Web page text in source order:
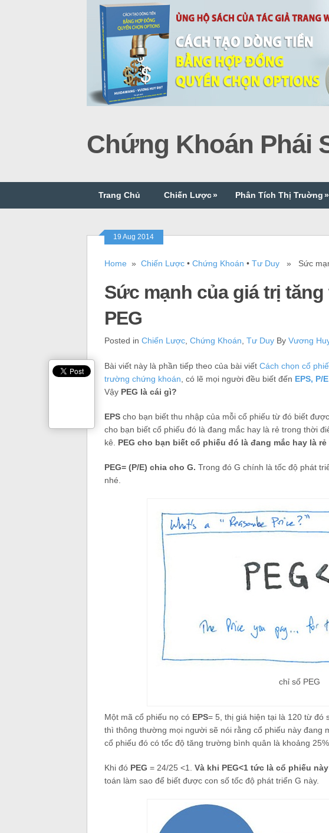
Chứng Khoán Phái
Trang Chủ Chiến Lược» Phân Tích Thị Truờng»
19 Aug 2014
Home » Chiến Lược• Chứng Khoán • Tư Duy» Sức
Sức mạnh của giá trị
PEG
Posted in Chiến Lược, Chứng Khoán Tư DuyBy Vương
Bài viết này là phần tiếp theo của bài viết Cách chọn cổ
trường chứng khoán , có lẽ mọi người đều biết đến EPS, P/E
Vậy PEG là cái gì?
EPScho bạn biết thu nhập của mỗi cổ phiếu từ đó biết
cho bạn biết cổ phiếu đó là đang mắc hay là rẻ trong thời
kê. PEG cho bạn biết cổ phiếu đó là đang mắc hay là
PEG= (P/E) chia cho G. Trong đó G chính là tốc độ phát
nhé.
chỉ số PEG
Một mã cổ phiếu nọ có EPS= 5, thị giá hiện tại là 120 từ đó
thì thông thường mọi người sẽ nói rằng cổ phiếu này đang
cổ phiếu đó có tốc độ tăng trường bình quân là khoảng
Khi đó PEG = 24/25 <1. Và khi PEG<1 tức là cổ phiếu
toán làm sao để biết được con số tốc độ phát triển G này.